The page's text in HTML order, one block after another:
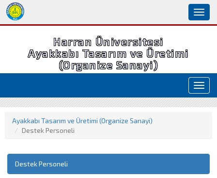
Harran Üniversitesi
Ayakkabı Tasarım ve Üretimi
(Organize Sanayi)
Ayakkabı Tasarım ve Üretimi (Organize Sanayi)
Destek Personeli
Destek Personeli